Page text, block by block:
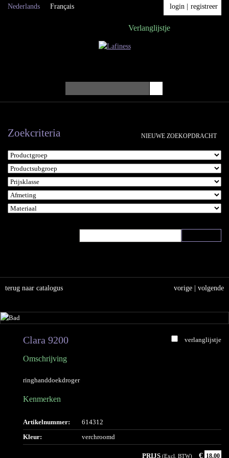
Nederlands Français login registreer
Verlanglijstje
Zoekcriteria
terug naar catalogus vorige volgende
verlanglijstje
Clara 9200
Omschrijving
ringhanddoekdroger
Kenmerken
Artikelnummer:
614312
Kleur:
verchroomd
PRIJS (Excl. BTW) € 18,00